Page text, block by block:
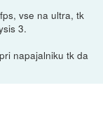
vse na ultra, tk
3.
napajalniku tk da